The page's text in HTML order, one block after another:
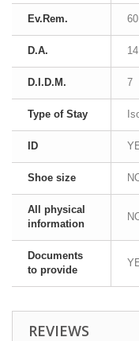
Ev.Rem. 60
D.A. 14
D.I.D.M. 7
Type of Stay
ID
Shoe size
All physical
information
Documents
to provide
REVIEWS